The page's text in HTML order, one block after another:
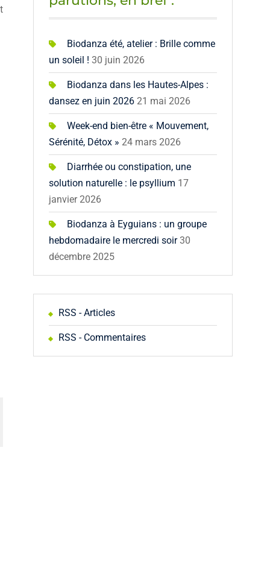
Biodanza été, atelier : Brille comme
un soleil ! 30 juin 2026
Biodanza dans les Hautes-Alpes :
dansez en juin 2026 21 mai 2026
Week-end bien-être « Mouvement,
Sérénité, Détox » 24 mars 2026
Diarrhée ou constipation, une
solution naturelle : le psyllium 17
janvier 2026
Biodanza à Eyguians : un groupe
hebdomadaire le mercredi soir 30
décembre 2025
RSS - Articles
RSS - Commentaires